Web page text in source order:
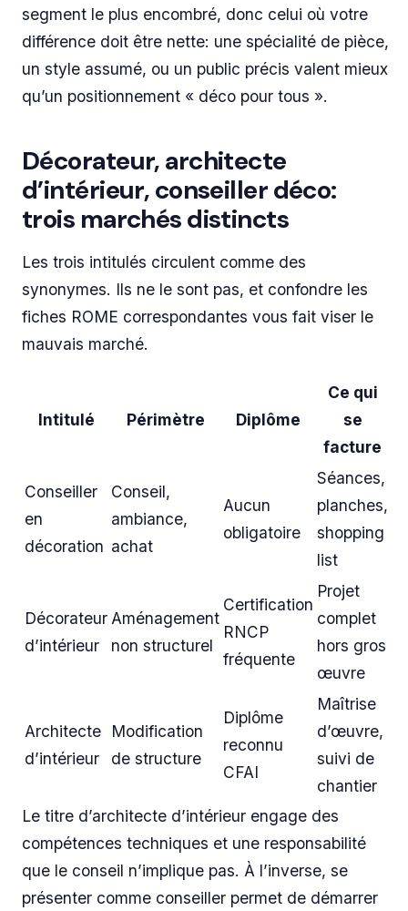
segment le plus encombré, donc celui où votre
différence doit être nette: une spécialité de pièce,
un style assumé, ou un public précis valent mieux
qu’un positionnement « déco pour tous ».
Décorateur, architecte
d’intérieur, conseiller déco:
trois marchés distincts
Les trois intitulés circulent comme des
synonymes. Ils ne le sont pas, et confondre les
fiches ROME correspondantes vous fait viser le
mauvais marché.
Intitulé Périmètre Diplôme
Ce qui
se
facture
Conseiller
en
décoration
Conseil,
ambiance,
achat
Aucun
obligatoire
Séances,
planches,
shopping
list
Décorateur
d’intérieur
Aménagement
non structurel
Certification
RNCP
fréquente
Projet
complet
hors gros
œuvre
Architecte
d’intérieur
Modification
de structure
Diplôme
reconnu
CFAI
Maîtrise
d’œuvre,
suivi de
chantier
Le titre d’architecte d’intérieur engage des
compétences techniques et une responsabilité
que le conseil n’implique pas. À l’inverse, se
présenter comme conseiller permet de démarrer